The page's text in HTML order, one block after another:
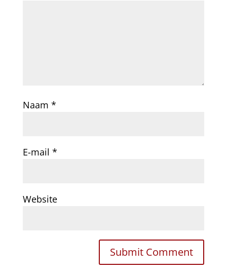
Naam *
E-mail *
Website